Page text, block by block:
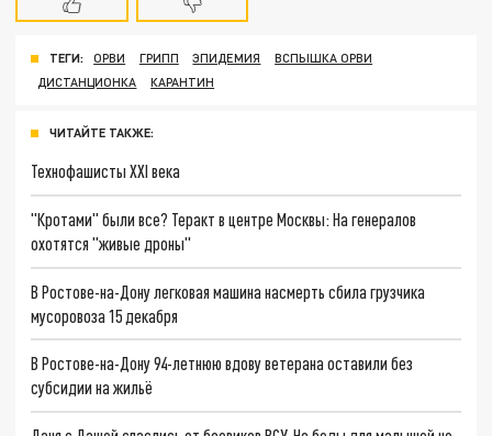
ТЕГИ: ОРВИ ГРИПП ЭПИДЕМИЯ
ВСПЫШКА ОРВИ
ДИСТАНЦИОНКА
КАРАНТИН
ЧИТАЙТЕ ТАКЖЕ:
Технофашисты XXI века
"Кротами" были все? Теракт в центре Москвы: На генералов
охотятся "живые дроны"
В Ростове-на-Дону легковая машина насмерть сбила грузчика
мусоровоза 15 декабря
В Ростове-на-Дону 94-летнюю вдову ветерана оставили без
субсидии на жильё